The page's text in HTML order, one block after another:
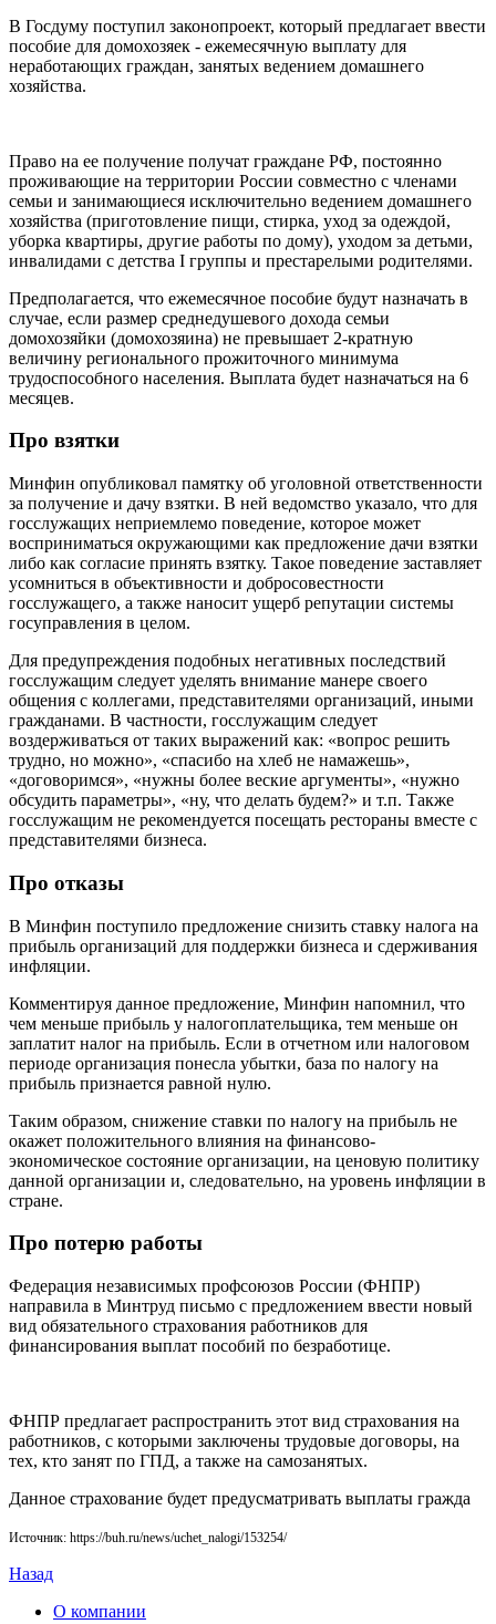
В Госдуму поступил законопроект, который предлагает ввести
пособие для домохозяек - ежемесячную выплату для
неработающих граждан, занятых ведением домашнего
хозяйства.
Право на ее получение получат граждане РФ, постоянно
проживающие на территории России совместно с членами
семьи и занимающиеся исключительно ведением домашнего
хозяйства (приготовление пищи, стирка, уход за одеждой,
уборка квартиры, другие работы по дому), уходом за детьми,
инвалидами с детства I группы и престарелыми родителями.
Предполагается, что ежемесячное пособие будут назначать в
случае, если размер среднедушевого дохода семьи
домохозяйки (домохозяина) не превышает 2-кратную
величину регионального прожиточного минимума
трудоспособного населения. Выплата будет назначаться на 6
месяцев.
Про взятки
Минфин опубликовал памятку об уголовной ответственности
за получение и дачу взятки. В ней ведомство указало, что для
госслужащих неприемлемо поведение, которое может
восприниматься окружающими как предложение дачи взятки
либо как согласие принять взятку. Такое поведение заставляет
усомниться в объективности и добросовестности
госслужащего, а также наносит ущерб репутации системы
госуправления в целом.
Для предупреждения подобных негативных последствий
госслужащим следует уделять внимание манере своего
общения с коллегами, представителями организаций, иными
гражданами. В частности, госслужащим следует
воздерживаться от таких выражений как: «вопрос решить
трудно, но можно», «спасибо на хлеб не намажешь»,
«договоримся», «нужны более веские аргументы», «нужно
обсудить параметры», «ну, что делать будем?» и т.п. Также
госслужащим не рекомендуется посещать рестораны вместе с
представителями бизнеса.
Про отказы
В Минфин поступило предложение снизить ставку налога на
прибыль организаций для поддержки бизнеса и сдерживания
инфляции.
Комментируя данное предложение, Минфин напомнил, что
чем меньше прибыль у налогоплательщика, тем меньше он
заплатит налог на прибыль. Если в отчетном или налоговом
периоде организация понесла убытки, база по налогу на
прибыль признается равной нулю.
Таким образом, снижение ставки по налогу на прибыль не
окажет положительного влияния на финансово-
экономическое состояние организации, на ценовую политику
данной организации и, следовательно, на уровень инфляции в
стране.
Про потерю работы
Федерация независимых профсоюзов России (ФНПР)
направила в Минтруд письмо с предложением ввести новый
вид обязательного страхования работников для
финансирования выплат пособий по безработице.
ФНПР предлагает распространить этот вид страхования на
работников, с которыми заключены трудовые договоры, на
тех, кто занят по ГПД, а также на самозанятых.
Данное страхование будет предусматривать выплаты гражда
Источник: https://buh.ru/news/uchet_nalogi/153254/
Назад
О компании